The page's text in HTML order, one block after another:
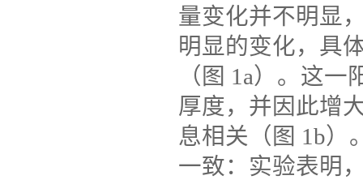
量变化并不明显
明显的变化，具
（图 1a）。这一
厚度，并因此增
息相关（图 1b）
一致：实验表明